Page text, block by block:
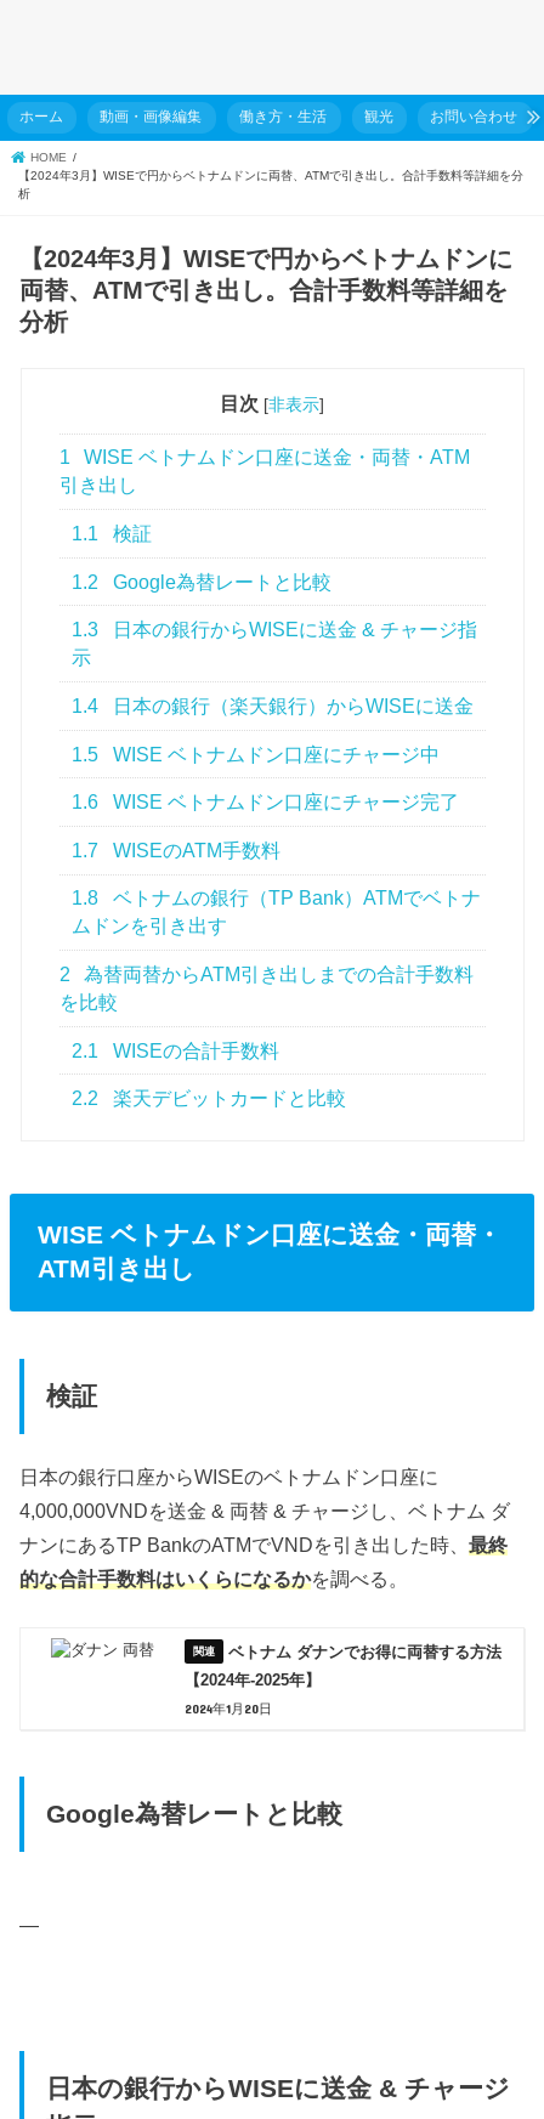
ホーム 動画・画像編集 働き方・生活 観光 お問い合わせ
HOME
【2024年3月】WISEで円からベトナムドンに両替、ATMで引き出し。合計手数料等詳細を分
析
【2024年3月】WISEで円からベトナムドンに
両替、ATMで引き出し。合計手数料等詳細を
分析
目次 [非表示]
1
WISE ベトナムドン口座に送金・両替・ATM
引き出し
1.1 検証
1.2 Google為替レートと比較
1.3
日本の銀行からWISEに送金 & チャージ指
示
1.4 日本の銀行（楽天銀行）からWISEに送金
1.5 WISE ベトナムドン口座にチャージ中
1.6 WISE ベトナムドン口座にチャージ完了
1.7 WISEのATM手数料
1.8
ベトナムの銀行（TP Bank）ATMでベトナ
ムドンを引き出す
2
為替両替からATM引き出しまでの合計手数料
を比較
2.1 WISEの合計手数料
2.2 楽天デビットカードと比較
WISE ベトナムドン口座に送金・両替・
ATM引き出し
検証
日本の銀行口座からWISEのベトナムドン口座に
4,000,000VNDを送金 & 両替 & チャージし、ベトナム ダ
ナンにあるTP BankのATMでVNDを引き出した時、最終
的な合計手数料はいくらになるかを調べる。
ベトナム ダナンでお得に両替する方法
【2024年-2025年】
2024年1月20日
Google為替レートと比較
—
日本の銀行からWISEに送金 & チャージ